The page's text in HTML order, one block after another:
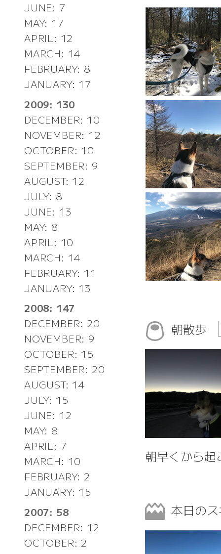
JUNE: 7
MAY: 17
APRIL: 12
MARCH: 14
FEBRUARY: 8
JANUARY: 17
2009: 130
DECEMBER: 10
NOVEMBER: 12
OCTOBER: 10
SEPTEMBER: 9
AUGUST: 12
JULY: 8
JUNE: 13
MAY: 8
APRIL: 10
MARCH: 14
FEBRUARY: 11
JANUARY: 13
2008: 147
DECEMBER: 20
NOVEMBER: 9
OCTOBER: 15
SEPTEMBER: 20
AUGUST: 14
JULY: 15
JUNE: 12
MAY: 8
APRIL: 7
MARCH: 10
FEBRUARY: 2
JANUARY: 15
2007: 58
DECEMBER: 12
OCTOBER: 2
朝散歩
朝早くから
本日の